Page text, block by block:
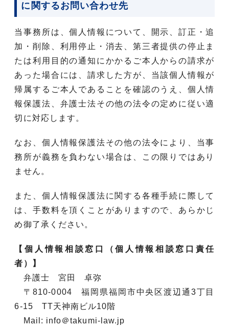
に関するお問い合わせ先
当事務所は、個人情報について、開示、訂正・追
加・削除、利用停止・消去、第三者提供の停止ま
たは利用目的の通知にかかるご本人からの請求が
あった場合には、請求した方が、当該個人情報が
帰属するご本人であることを確認のうえ、個人情
報保護法、弁護士法その他の法令の定めに従い適
切に対応します。
なお、個人情報保護法その他の法令により、当事
務所が義務を負わない場合は、この限りではあり
ません。
また、個人情報保護法に関する各種手続に際して
は、手数料を頂くことがありますので、あらかじ
め御了承ください。
【個人情報相談窓口（個人情報相談窓口責任
者）】
弁護士 宮田 卓弥
〒810-0004 福岡県福岡市中央区渡辺通3丁目
6-15 TT天神南ビル10階
Mail: info＠takumi-law.jp